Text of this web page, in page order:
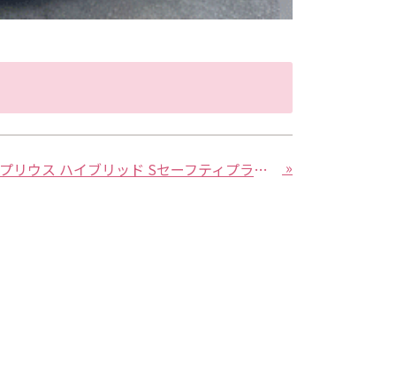
【売約済み】トヨタ プリウス ハイブリッド SセーフティプラスⅡ »